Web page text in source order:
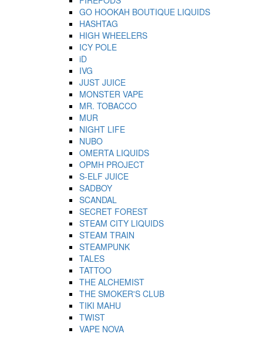
GO HOOKAH BOUTIQUE LIQUIDS
HASHTAG
HIGH WHEELERS
ICY POLE
iD
IVG
JUST JUICE
MONSTER VAPE
MR. TOBACCO
MUR
NIGHT LIFE
NUBO
OMERTA LIQUIDS
OPMH PROJECT
S-ELF JUICE
SADBOY
SCANDAL
SECRET FOREST
STEAM CITY LIQUIDS
STEAM TRAIN
STEAMPUNK
TALES
TATTOO
THE ALCHEMIST
THE SMOKER'S CLUB
TIKI MAHU
TWIST
VAPE NOVA